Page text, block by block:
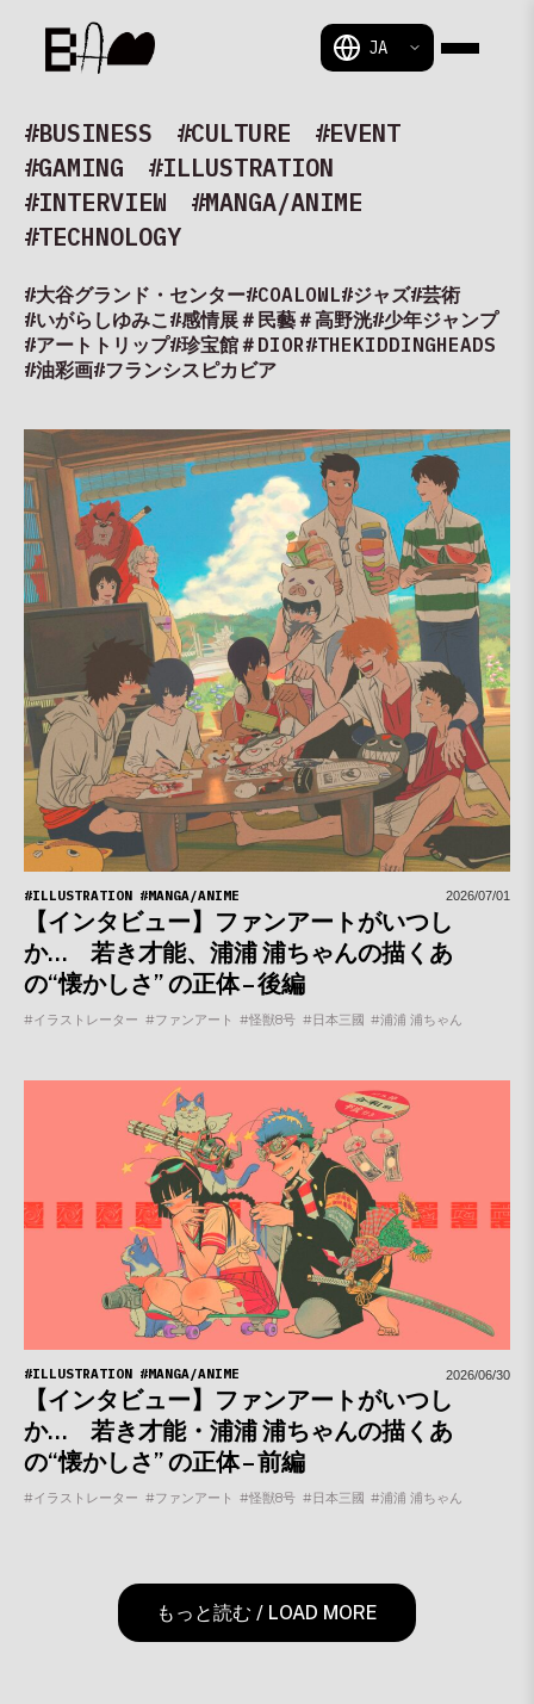
#BUSINESS #CULTURE
#EVENT
#GAMING
#ILLUSTRATION
#INTERVIEW
#MANGA/ANIME
#TECHNOLOGY
#大谷グランド・センター#COALOWL#ジャズ#芸術
#いがらしゆみこ#感情展＃民藝＃高野洸#少年ジャンプ
#アートトリップ#珍宝館＃DIOR#THEKIDDINGHEADS
#油彩画#フランシスピカビア
#ILLUSTRATION #MANGA/ANIME
【インタビュー】ファンアートがいつし
か… 若き才能、浦浦 浦ちゃんの描くあ
の“懐かしさ” の正体 – 後編
#イラストレーター #ファンアート #怪獣8号 #日本三國 #浦浦 浦ちゃん
2026/07/01
#ILLUSTRATION #MANGA/ANIME
【インタビュー】ファンアートがいつし
か… 若き才能・浦浦 浦ちゃんの描くあ
の“懐かしさ” の正体 – 前編
#イラストレーター #ファンアート #怪獣8号 #日本三國 #浦浦 浦ちゃん
2026/06/30
もっと読む / LOAD MORE